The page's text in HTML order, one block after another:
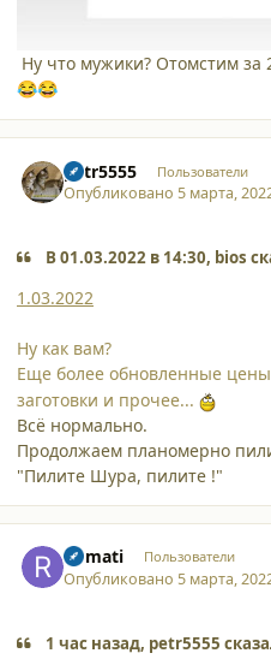
Ну что мужики? Отомстим за
😂😂
petr5555 Пользователи
Опубликовано 5 марта,
В 01.03.2022 в 14:30, bios
1.03.2022
Ну как вам?
Еще более обновленные цены
заготовки и прочее...
Всё нормально.
Продолжаем планомерно
"Пилите Шура, пилите !"
Romati Пользователи
Опубликовано 5 марта,
1 час назад, petr5555